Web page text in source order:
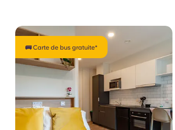
🚌 Carte de bus gratuite*